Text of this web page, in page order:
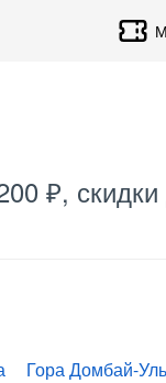
₽,
Гора Домбай-